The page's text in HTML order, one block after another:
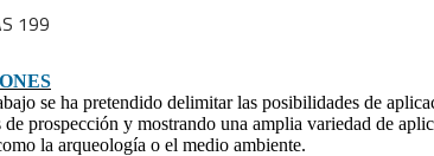
199
se ha pretendido delimitar las posibilidades de
de prospección y mostrando una amplia variedad de
la arqueología o el medio ambiente.